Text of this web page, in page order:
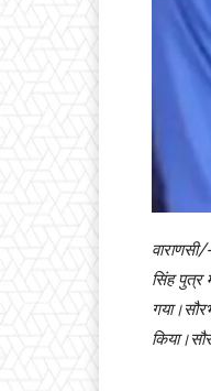
सिंह पुत्र